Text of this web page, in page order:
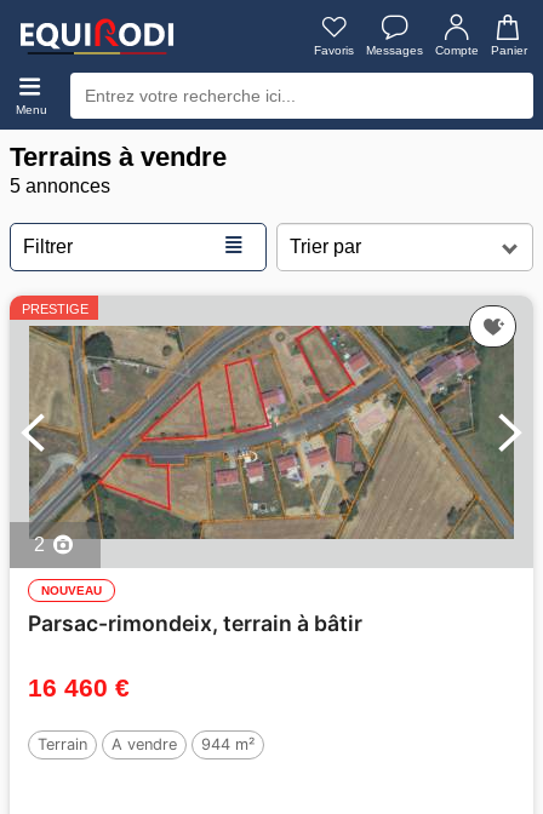
Favoris Messages Compte Panier
Menu
Terrains à vendre
5 annonces
Filtrer ≣
PRESTIGE
2
NOUVEAU
Parsac-rimondeix, terrain à bâtir
16 460 €
Terrain A vendre 944 m²